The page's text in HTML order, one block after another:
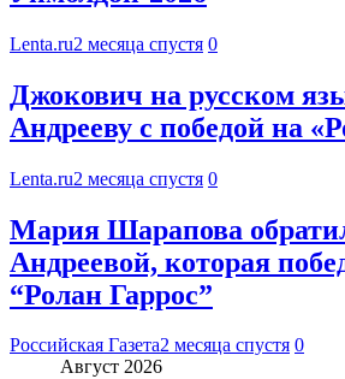
Lenta.ru2 месяца спустя 0
Джокович на русском
Андрееву с победой на
Lenta.ru2 месяца спустя 0
Мария Шарапова
Андреевой, которая
“Ролан Гаррос”
Российская Газета2 месяца спустя 0
Август 2026